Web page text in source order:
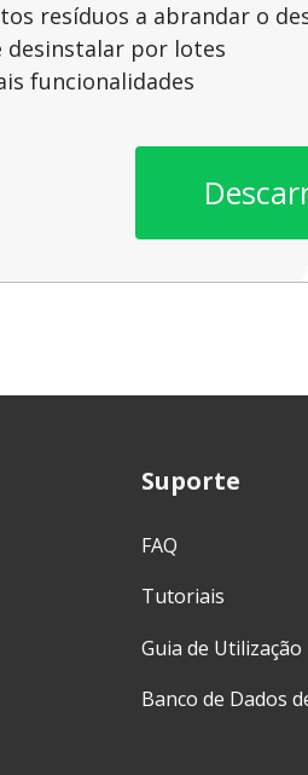
resíduos a abrandar o
desinstalar por lotes
funcionalidades
Suporte
FAQ
Tutoriais
Guia de Utilização
Banco de Dados